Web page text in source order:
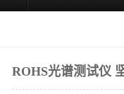
ROHS光谱测试仪